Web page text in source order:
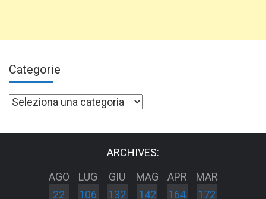
Categorie
Categorie
ARCHIVES:
AGO
22
LUG
106
GIU
132
MAG
142
APR
164
MAR
172